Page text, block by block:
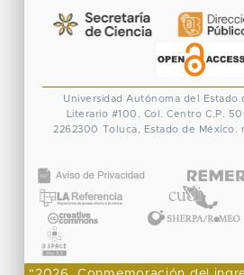
Universidad Autónoma del Estado
Literario #100. Col. Centro C.P.
2262300 Toluca, Estado de México.